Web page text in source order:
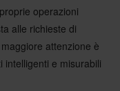
operazioni
alle richieste di
attenzione è
intelligenti e misurabili